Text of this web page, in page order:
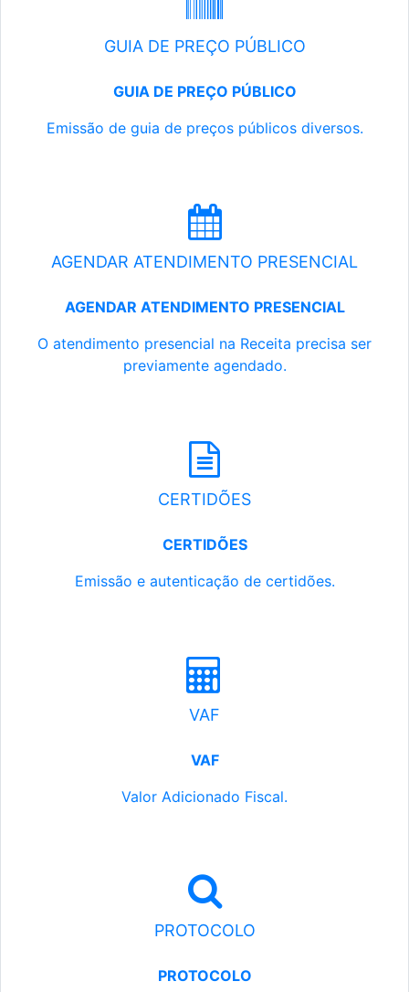
GUIA DE PREÇO PÚBLICO
GUIA DE PREÇO PÚBLICO
Emissão de guia de preços públicos diversos.
AGENDAR ATENDIMENTO PRESENCIAL
AGENDAR ATENDIMENTO PRESENCIAL
O atendimento presencial na Receita precisa ser
previamente agendado.
CERTIDÕES
CERTIDÕES
Emissão e autenticação de certidões.
VAF
VAF
Valor Adicionado Fiscal.
PROTOCOLO
PROTOCOLO